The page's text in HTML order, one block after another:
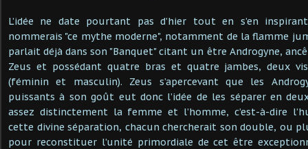
L’idée ne date pourtant pas d’hier tout en s’en
nommerais "ce mythe moderne", notamment de la flamme
parlait déjà dans son "Banquet" citant un être Androgyne,
Zeus et possédant quatre bras et quatre jambes, deux
(féminin et masculin). Zeus s’apercevant que les
puissants à son goût eut donc l’idée de les séparer en
assez distinctement la femme et l’homme, c’est-à-dire
cette divine séparation, chacun chercherait son double, ou
pour reconstituer l’unité primordiale de cet être